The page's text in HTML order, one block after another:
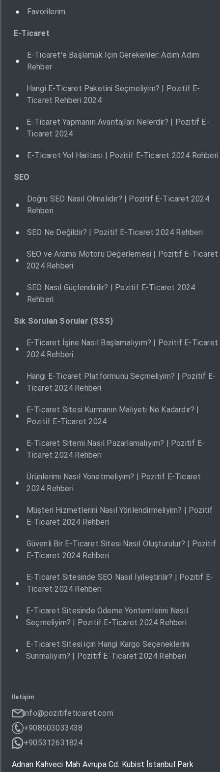
Favorilerim
E-Ticaret
E-Ticaret'e Başlamak İçin Gerekenler: Adım Adım
Rehber
Hangi E-Ticaret Paketini Seçmeliyim? | Pozitif E-
Ticaret Rehberi 2024
E-Ticaret Yapmanın Avantajları Nelerdir? | Pozitif E-
Ticaret 2024
E-Ticaret Yol Haritası | Pozitif E-Ticaret 2024 Rehberi
SEO
Doğru SEO Nasıl Olmalıdır? | Pozitif E-Ticaret 2024
Rehberi
SEO Ne Değildir? | Pozitif E-Ticaret 2024 Rehberi
SEO ve Arama Motoru Değerlemesi | Pozitif E-Ticaret
2024 Rehberi
SEO Nasıl Güçlendirilir? | Pozitif E-Ticaret 2024
Rehberi
Sık Sorulan Sorular (SSS)
E-Ticaret İşine Nasıl Başlamalıyım? | Pozitif E-Ticaret
2024 Rehberi
Hangi E-Ticaret Platformunu Seçmeliyim? | Pozitif E-
Ticaret 2024 Rehberi
E-Ticaret Sitesi Kurmanın Maliyeti Ne Kadardır? |
Pozitif E-Ticaret 2024
E-Ticaret Sitemi Nasıl Pazarlamalıyım? | Pozitif E-
Ticaret 2024 Rehberi
Ürünlerimi Nasıl Yönetmeliyim? | Pozitif E-Ticaret
2024 Rehberi
Müşteri Hizmetlerini Nasıl Yönlendirmeliyim? | Pozitif
E-Ticaret 2024 Rehberi
Güvenli Bir E-Ticaret Sitesi Nasıl Oluşturulur? | Pozitif
E-Ticaret 2024 Rehberi
E-Ticaret Sitesinde SEO Nasıl İyileştirilir? | Pozitif E-
Ticaret 2024 Rehberi
E-Ticaret Sitesinde Ödeme Yöntemlerini Nasıl
Seçmeliyim? | Pozitif E-Ticaret 2024 Rehberi
E-Ticaret Sitesi için Hangi Kargo Seçeneklerini
Sunmalıyım? | Pozitif E-Ticaret 2024 Rehberi
İletişim
info@pozitifeticaret.com
+908503033438
+905312631824
Adnan Kahveci Mah Avrupa Cd. Kubist İstanbul Park